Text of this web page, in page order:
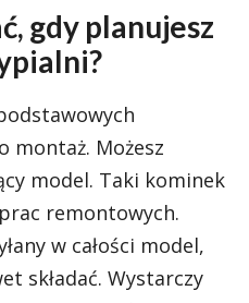
gdy planujesz
montaż. Możesz
model. Taki kominek
remontowych.
w całości model,
składać. Wystarczy